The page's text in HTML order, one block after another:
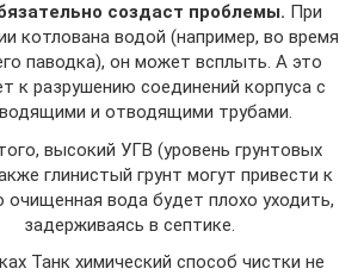
создаст проблемы. При
котлована водой (например, во время
паводка), он может всплыть. А это
к разрушению соединений корпуса с
и отводящими трубами.
высокий УГВ (уровень грунтовых
глинистый грунт могут привести к
очищенная вода будет плохо уходить,
задерживаясь в септике.
Танк химический способ чистки не